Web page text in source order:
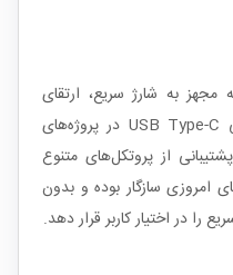
مجهز به شارژ سریع، ارتقای
شارژرهای DC و پیاده‌سازی خروجی USB Type-C در پروژه‌های
از پروتکل‌های متنوع
امروزی سازگار بوده و بدون
را در اختیار کاربر قرار دهد.